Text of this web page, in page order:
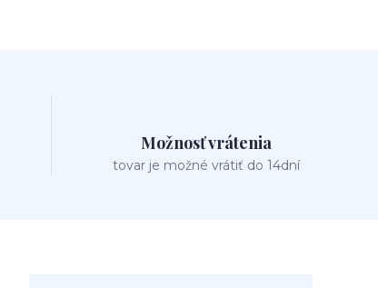
Možnosť vrátenia
tovar je možné vrátiť do 14dní